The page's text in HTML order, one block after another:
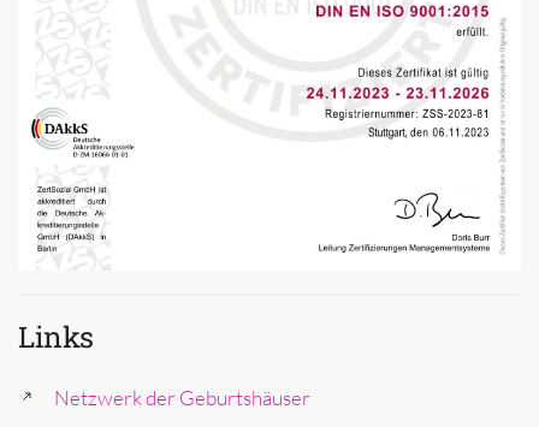
Links
Netzwerk der Geburtshäuser